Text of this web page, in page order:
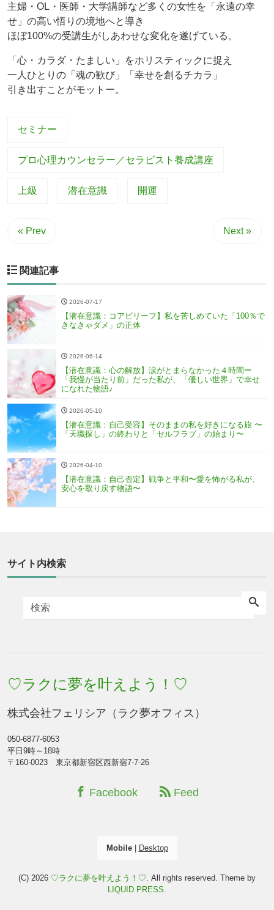
主婦・OL・医師・大学講師など多くの女性を「永遠の幸
せ」の高い悟りの境地へと導き
ほぼ100%の受講生がしあわせな変化を遂げている。
「心・カラダ・たましい」をホリスティックに捉え
一人ひとりの「魂の歓び」「幸せを創るチカラ」
引き出すことがモットー。
セミナー
プロ心理カウンセラー／セラピスト養成講座
上級 潜在意識 開運
« Prev Next »
関連記事
2026-07-17
【潜在意識：コアビリーフ】私を苦しめていた「100％で
きなきゃダメ」の正体
2026-06-14
【潜在意識：心の解放】涙がとまらなかった４時間ー
「我慢が当たり前」だった私が、「優しい世界」で幸せ
になれた物語♪
2026-05-10
【潜在意識：自己受容】そのままの私を好きになる旅 〜
「天職探し」の終わりと「セルフラブ」の始まり〜
2026-04-10
【潜在意識：自己否定】戦争と平和〜愛を怖がる私が、
安心を取り戻す物語〜
サイト内検索
♡ラクに夢を叶えよう！♡
株式会社フェリシア（ラク夢オフィス）
050-6877-6053
平日9時～18時
〒160-0023 東京都新宿区西新宿7-7-26
Facebook Feed
Mobile| Desktop
(C) 2026 ♡ラクに夢を叶えよう！♡. All rights reserved. Theme by
LIQUID PRESS.